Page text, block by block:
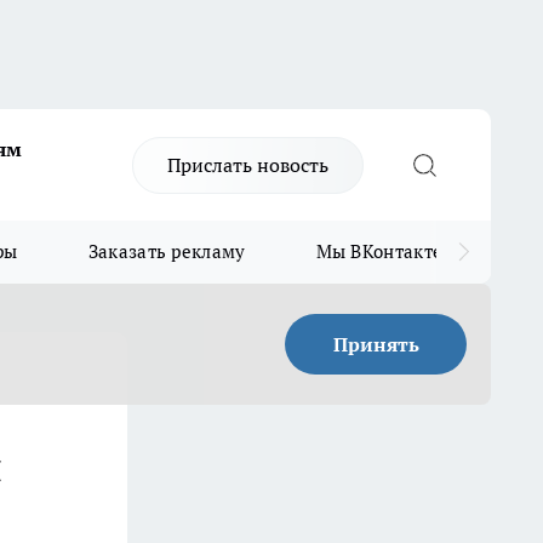
Прислать новость
Заказать рекламу Мы ВКонтакте
Принять